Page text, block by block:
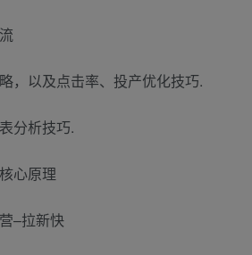
，以及点击率、投产优化技巧.
分析技巧.
心原理
–拉新快